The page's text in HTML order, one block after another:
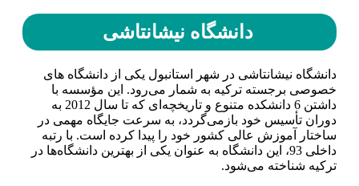
دانشگاه نیشانتاشی
دانشگاه نیشانتاشی در شهر استانبول یکی از دانشگاه‌ های
خصوصی برجسته ترکیه به شمار می‌رود. این مؤسسه با
داشتن 6 دانشکده متنوع و تاریخچه‌ای که تا سال 2012 به
دوران تأسیس خود بازمی‌گردد، به سرعت جایگاه مهمی در
ساختار آموزش عالی کشور خود را پیدا کرده است. با رتبه
داخلی 93، این دانشگاه به عنوان یکی از بهترین دانشگاه‌ها در
ترکیه شناخته می‌شود.